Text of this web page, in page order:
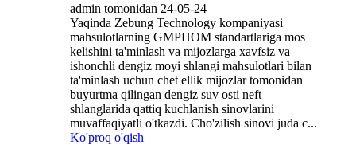
admin tomonidan 24-05-24
Yaqinda Zebung Technology kompaniyasi
mahsulotlarning GMPHOM standartlariga mos
kelishini ta'minlash va mijozlarga xavfsiz va
ishonchli dengiz moyi shlangi mahsulotlari bilan
ta'minlash uchun chet ellik mijozlar tomonidan
buyurtma qilingan dengiz suv osti neft
shlanglarida qattiq kuchlanish sinovlarini
muvaffaqiyatli o'tkazdi. Cho'zilish sinovi juda c...
Ko'proq o'qish